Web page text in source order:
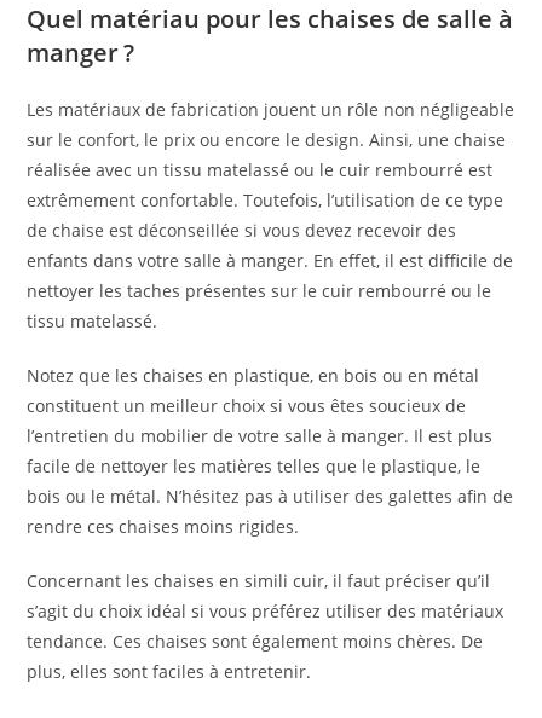
Quel matériau pour les chaises de salle à
manger ?
Les matériaux de fabrication jouent un rôle non négligeable
sur le confort, le prix ou encore le design. Ainsi, une chaise
réalisée avec un tissu matelassé ou le cuir rembourré est
extrêmement confortable. Toutefois, l’utilisation de ce type
de chaise est déconseillée si vous devez recevoir des
enfants dans votre salle à manger. En effet, il est difficile de
nettoyer les taches présentes sur le cuir rembourré ou le
tissu matelassé.
Notez que les chaises en plastique, en bois ou en métal
constituent un meilleur choix si vous êtes soucieux de
l’entretien du mobilier de votre salle à manger. Il est plus
facile de nettoyer les matières telles que le plastique, le
bois ou le métal. N’hésitez pas à utiliser des galettes afin de
rendre ces chaises moins rigides.
Concernant les chaises en simili cuir, il faut préciser qu’il
s’agit du choix idéal si vous préférez utiliser des matériaux
tendance. Ces chaises sont également moins chères. De
plus, elles sont faciles à entretenir.